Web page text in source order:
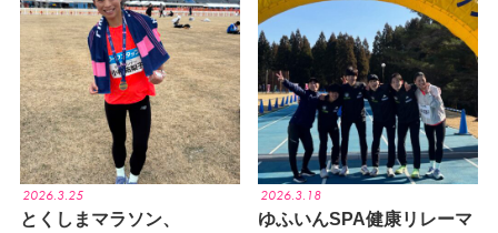
2026.3.25
とくしまマラソン、
2026.3.18
ゆふいんSPA健康リレーマ